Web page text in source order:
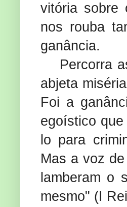
vitória sobre
nos rouba
ganância.
Percorra
abjeta
Foi a
egoístico
lo para
Mas a voz
lamberam o
mesmo" (I